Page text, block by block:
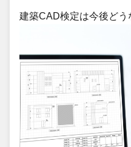
建築CAD検定は今後どう